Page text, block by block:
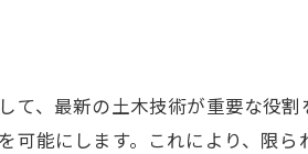
て、最新の土木技術が重要な役割
可能にします。これにより、限ら